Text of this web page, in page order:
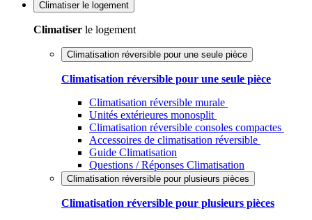
Climatiser le logement
Climatiser le logement
Climatisation réversible pour une seule pièce
Climatisation réversible pour une seule pièce
Climatisation réversible murale
Unités extérieures monosplit
Climatisation réversible consoles compactes
Accessoires de climatisation réversible
Guide Climatisation
Questions / Réponses Climatisation
Climatisation réversible pour plusieurs pièces
Climatisation réversible pour plusieurs pièces